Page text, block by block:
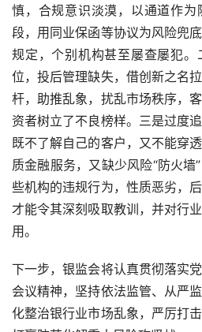
慎，合规意识淡漠，以通道作
段，用同业保函等协议为风险兜
规定，个别机构甚至屡查屡犯
位，投后管理缺失，借创新之名
杆，助推乱象，扰乱市场秩序，
资者树立了不良榜样。三是过度
既不了解自己的客户，又不能穿
质金融服务，又缺少风险“防火
些机构的违规行为，性质恶劣，
才能令其深刻吸取教训，并对行
用。
下一步，银监会将认真贯彻落实
会议精神，坚持依法监管、从严
化整治银行业市场乱象，严厉打